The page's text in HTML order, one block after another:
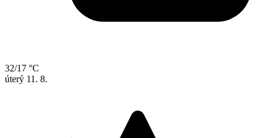
32/17 °C
úterý 11. 8.